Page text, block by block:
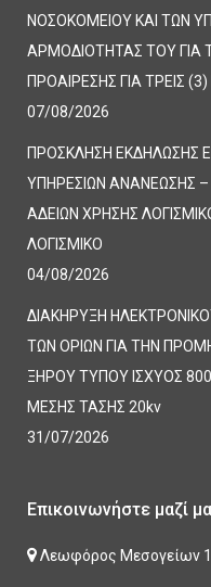
ΝΟΣΟΚΟΜΕΙΟΥ ΚΑΙ ΤΩΝ
ΑΡΜΟΔΙΟΤΗΤΑΣ ΤΟΥ ΓΙΑ
ΠΡΟΑΙΡΕΣΗΣ ΓΙΑ ΤΡΕΙΣ
07/08/2026
ΠΡΟΣΚΛΗΣΗ ΕΚΔΗΛΩΣΗΣ
ΥΠΗΡΕΣΙΩΝ ΑΝΑΝΕΩΣΗΣ
ΑΔΕΙΩΝ ΧΡΗΣΗΣ
ΛΟΓΙΣΜΙΚΟ
04/08/2026
ΔΙΑΚΗΡΥΞΗ
ΤΩΝ ΟΡΙΩΝ ΓΙΑ ΤΗΝ
ΞΗΡΟΥ ΤΥΠΟΥ ΙΣΧΥΟΣ
ΜΕΣΗΣ ΤΑΣΗΣ 20kv
31/07/2026
Επικοινωνήστε μαζί
Λεωφόρος Μεσογείων